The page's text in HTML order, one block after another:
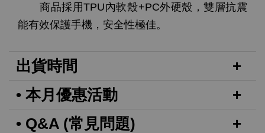
商品採用TPU內軟殼+PC外硬殼，雙層抗震
能有效保護手機，安全性極佳。
出貨時間
• 本月優惠活動
• Q&A (常見問題)